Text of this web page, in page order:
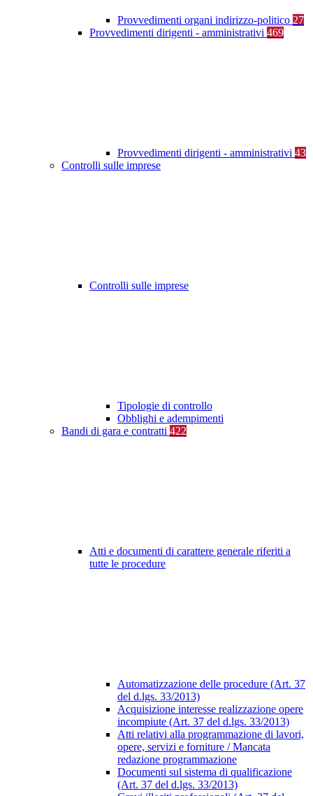
Provvedimenti organi indirizzo-politico 27
Provvedimenti dirigenti - amministrativi 469
Provvedimenti dirigenti - amministrativi 43
Controlli sulle imprese
Controlli sulle imprese
Tipologie di controllo
Obblighi e adempimenti
Bandi di gara e contratti 422
Atti e documenti di carattere generale riferiti a
tutte le procedure
Automatizzazione delle procedure (Art. 37
del d.lgs. 33/2013)
Acquisizione interesse realizzazione opere
incompiute (Art. 37 del d.lgs. 33/2013)
Atti relativi alla programmazione di lavori,
opere, servizi e forniture / Mancata
redazione programmazione
Documenti sul sistema di qualificazione
(Art. 37 del d.lgs. 33/2013)